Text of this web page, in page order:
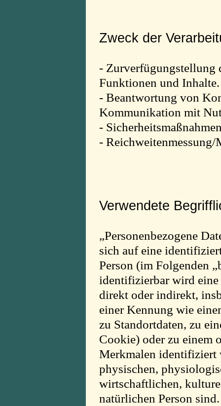
Zweck der
- Zurverfügungstellung
Funktionen und Inhalte.
- Beantwortung von
Kommunikation mit
-
-
Verwendete
„Personenbezogene
sich auf eine
Person (im Folgenden
identifizierbar wird eine
direkt oder indirekt,
einer Kennung wie
zu Standortdaten, zu
Cookie) oder zu einem
Merkmalen identifiziert
physischen,
wirtschaftlichen,
natürlichen Person sind.